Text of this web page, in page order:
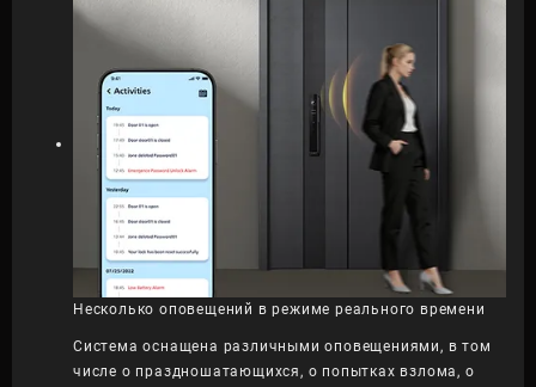
Несколько оповещений в режиме реального времени
Система оснащена различными оповещениями, в том
числе о праздношатающихся, о попытках взлома, о